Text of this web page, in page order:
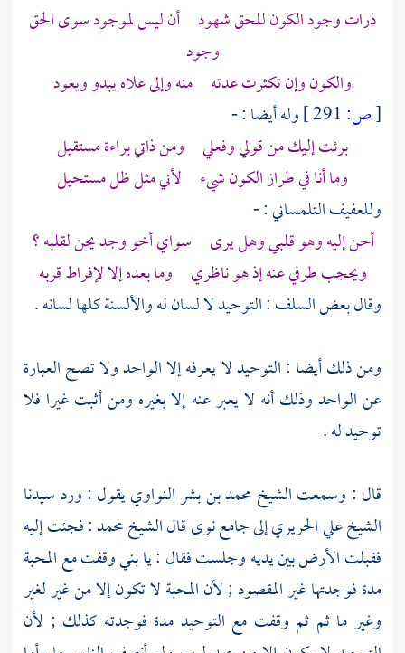
ذرات وجود الكون للحق شهود أن ليس لموجود سوى الحق
وجود
والكون وإن تكثرت عدته منه وإلى علاه يبدو ويعود
[ص:
وله أيضا : -
برئت إليك من قولي وفعلي ومن ذاتي براءة مستقيل
وما أنا في طراز الكون شيء لأني مثل ظل مستحيل
وللعفيفالتلمساني: -
أحن إليه وهو قلبي وهل يرى سواي أخو وجد يحن لقلبه ؟
ويحجب طرفي عنه إذ هو ناظري وما بعده إلا لإفراط قربه
وقال بعض السلف : التوحيد لا لسان له والألسنة كلها لسانه .
ومن ذلك أيضا : التوحيد لا يعرفه إلا الواحد ولا تصح العبارة
عن الواحد وذلك أنه لا يعبر عنه إلا بغيره ومن أثبت غيرا فلا
توحيد له .
قال : وسمعتالشيخ محمد بن بشر النواوييقول : ورد سيدنا
الشيخ علي الحريريإلىجامع نوىقالالشيخ محمد: فجئت إليه
فقبلت الأرض بين يديه وجلست فقال : يا بني وقفت مع المحبة
مدة فوجدتها غير المقصود ; لأن المحبة لا تكون إلا من غير لغير
وغير ما ثم ثم وقفت مع التوحيد مدة فوجدته كذلك ; لأن